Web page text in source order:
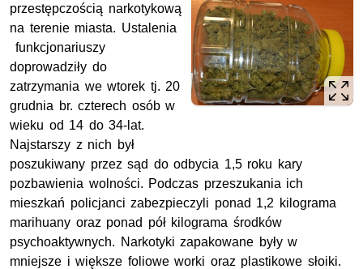
przestępczością narkotykową
na terenie miasta. Ustalenia
funkcjonariuszy
doprowadziły do
zatrzymania we wtorek tj. 20
grudnia br. czterech osób w
wieku od 14 do 34-lat.
Najstarszy z nich był
poszukiwany przez sąd do odbycia 1,5 roku kary
pozbawienia wolności. Podczas przeszukania ich
mieszkań policjanci zabezpieczyli ponad 1,2 kilograma
marihuany oraz ponad pół kilograma środków
psychoaktywnych. Narkotyki zapakowane były w
mniejsze i większe foliowe worki oraz plastikowe słoiki.